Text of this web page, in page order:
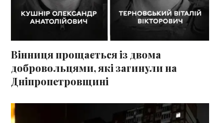
Вінниця прощається із двома
добровольцями, які загинули на
Дніпропетровщині